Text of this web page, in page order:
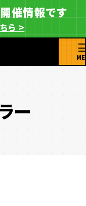
催情報です
ら >
ー